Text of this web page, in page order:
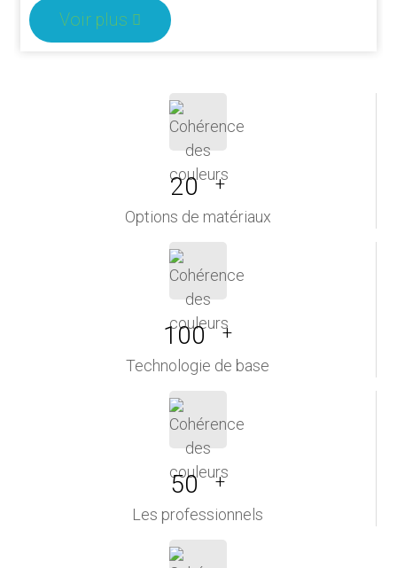
Voir plus
20 +
Options de matériaux
100 +
Technologie de base
50 +
Les professionnels